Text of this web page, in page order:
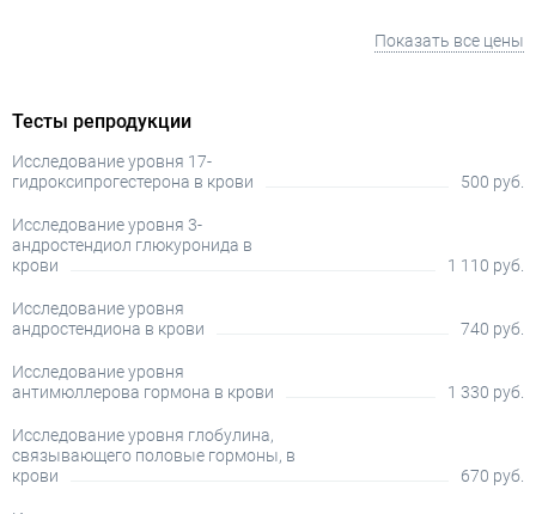
Показать все цены
Тесты репродукции
Исследование уровня 17-
гидроксипрогестерона в крови
500 руб.
Исследование уровня 3-
андростендиол глюкуронида в
крови
1 110 руб.
Исследование уровня
андростендиона в крови
740 руб.
Исследование уровня
антимюллерова гормона в крови
1 330 руб.
Исследование уровня глобулина,
связывающего половые гормоны, в
крови
670 руб.